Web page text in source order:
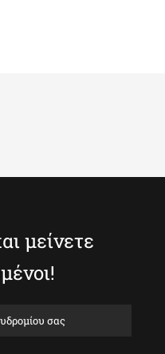
μείνετε